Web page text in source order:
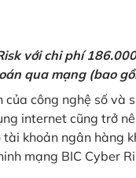
với chi phí
qua mạng (bao
công nghệ số và
internet cũng trở
khoản ngân hàng
mạng BIC Cyber